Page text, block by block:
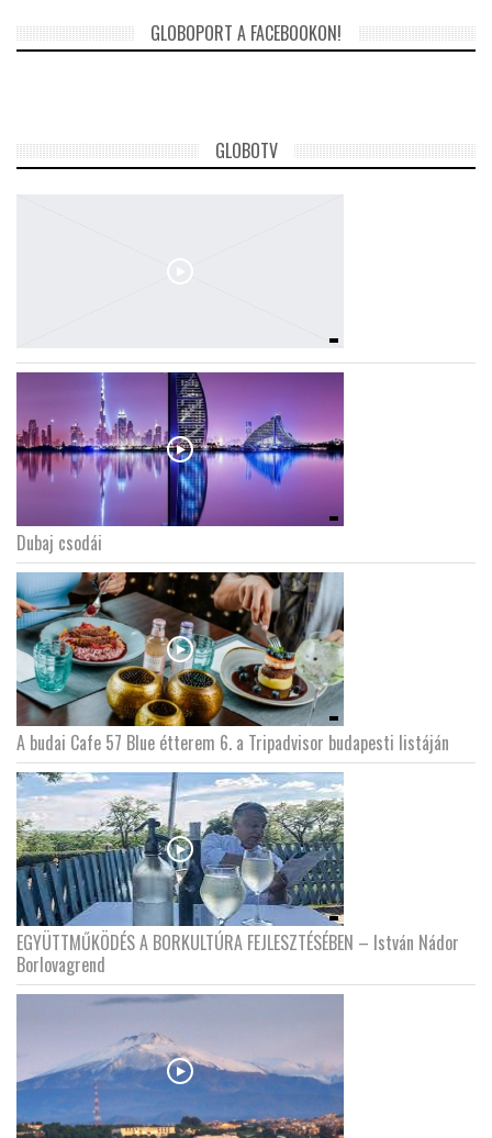
GLOBOPORT A FACEBOOKON!
GLOBOTV
Dubaj csodái
A budai Cafe 57 Blue étterem 6. a Tripadvisor budapesti listáján
EGYÜTTMŰKÖDÉS A BORKULTÚRA FEJLESZTÉSÉBEN – István Nádor
Borlovagrend